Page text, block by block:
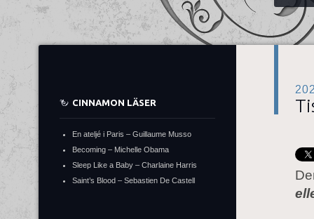
CINNAMON LÄSER
En ateljé i Paris – Guillaume Musso
Becoming – Michelle Obama
Sleep Like a Baby – Charlaine Harris
Saint’s Blood – Sebastien De Castell